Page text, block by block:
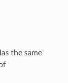
the same